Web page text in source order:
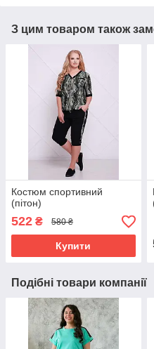
З цим товаром також
Костюм спортивний
(пітон)
522 ₴ 580 ₴
Купити
Подібні товари компанії